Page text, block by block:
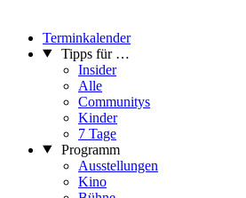
Terminkalender
Tipps für …
Insider
Alle
Communitys
Kinder
7 Tage
Programm
Ausstellungen
Kino